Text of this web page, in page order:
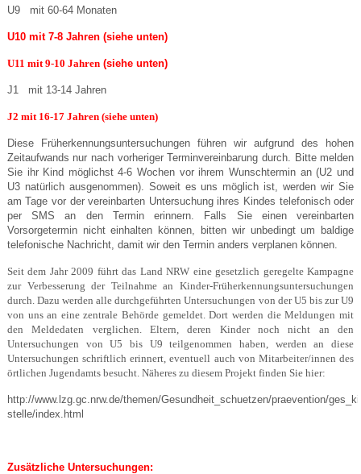
U9 mit 60-64 Monaten
U10 mit 7-8 Jahren (siehe unten)
U11 mit 9-10 Jahren(siehe unten)
J1 mit 13-14 Jahren
J2 mit 16-17 Jahren (siehe unten)
Diese Früherkennungsuntersuchungen führen wir aufgrund des hohen
Zeitaufwands nur nach vorheriger Terminvereinbarung durch. Bitte melden
Sie ihr Kind möglichst 4-6 Wochen vor ihrem Wunschtermin an (U2 und
U3 natürlich ausgenommen). Soweit es uns möglich ist, werden wir Sie
am Tage vor der vereinbarten Untersuchung ihres Kindes telefonisch oder
per SMS an den Termin erinnern. Falls Sie einen vereinbarten
Vorsorgetermin nicht einhalten können, bitten wir unbedingt um baldige
telefonische Nachricht, damit wir den Termin anders verplanen können.
Seit dem Jahr 2009 führt das Land NRW eine gesetzlich geregelte Kampagne
zur Verbesserung der Teilnahme an Kinder-Früherkennungsuntersuchungen
durch. Dazu werden alle durchgeführten Untersuchungen von der U5 bis zur U9
von uns an eine zentrale Behörde gemeldet. Dort werden die Meldungen mit
den Meldedaten verglichen. Eltern, deren Kinder noch nicht an den
Untersuchungen von U5 bis U9 teilgenommen haben, werden an diese
Untersuchungen schriftlich erinnert, eventuell auch von Mitarbeiter/innen des
örtlichen Jugendamts besucht. Näheres zu diesem Projekt finden Sie hier:
http://www.lzg.gc.nrw.de/themen/Gesundheit_schuetzen/praevention/
stelle/index.html
Zusätzliche Untersuchungen: